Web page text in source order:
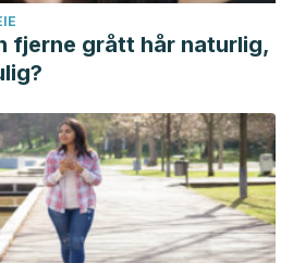
fjerne grått hår naturlig,